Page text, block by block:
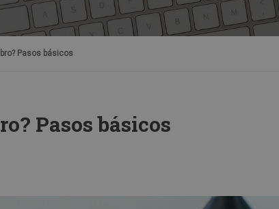
Pasos básicos
Pasos básicos